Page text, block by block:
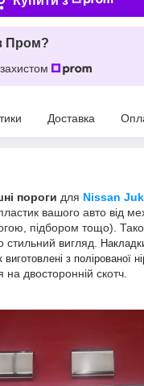
Пром?
Доставка
пороги для Nissan
вашого авто від
підбором тощо).
вигляд.
з полірованої н
двосторонній скотч.